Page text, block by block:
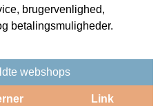
brugervenlighed,
betalingsmuligheder.
webshops
Link